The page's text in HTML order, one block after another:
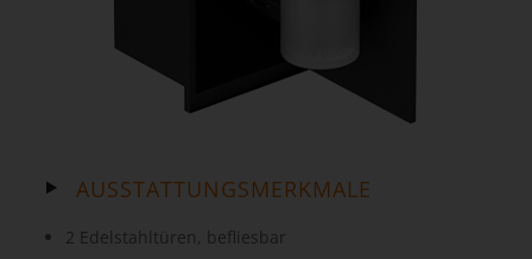
AUSSTATTUNGSMERKMALE
2 Edelstahltüren, befliesbar